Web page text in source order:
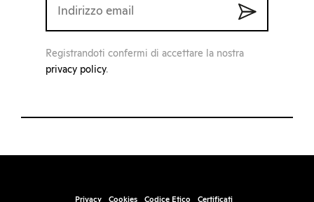
Registrandoti confermi di accettare la nostra
privacy policy.
Privacy Cookies Codice Etico Certificati